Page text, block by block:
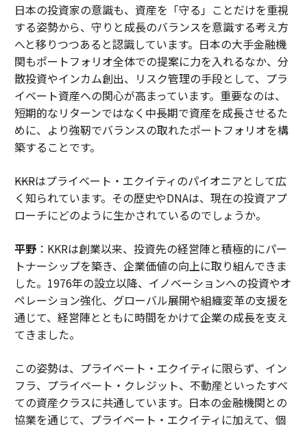
日本の投資家の意識も、資産を「守る」ことだけを重視
する姿勢から、守りと成長のバランスを意識する考え方
へと移りつつあると認識しています。日本の大手金融機
関もポートフォリオ全体での提案に力を入れるなか、分
散投資やインカム創出、リスク管理の手段として、プラ
イベート資産への関心が高まっています。重要なのは、
短期的なリターンではなく中長期で資産を成長させるた
めに、より強靭でバランスの取れたポートフォリオを構
築することです。
――KKRはプライベート・エクイティのパイオニアとして広
く知られています。その歴史やDNAは、現在の投資アプ
ローチにどのように生かされているのでしょうか。
平野：KKRは創業以来、投資先の経営陣と積極的にパー
トナーシップを築き、企業価値の向上に取り組んできま
した。1976年の設立以降、イノベーションへの投資やオ
ペレーション強化、グローバル展開や組織変革の支援を
通じて、経営陣とともに時間をかけて企業の成長を支え
てきました。
この姿勢は、プライベート・エクイティに限らず、イン
フラ、プライベート・クレジット、不動産といったすべ
ての資産クラスに共通しています。日本の金融機関との
協業を通じて、プライベート・エクイティに加えて、個